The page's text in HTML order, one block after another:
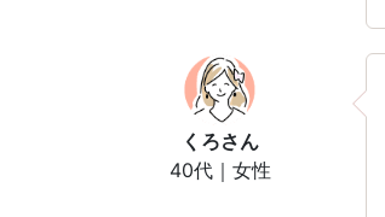
くろさん
40代｜女性